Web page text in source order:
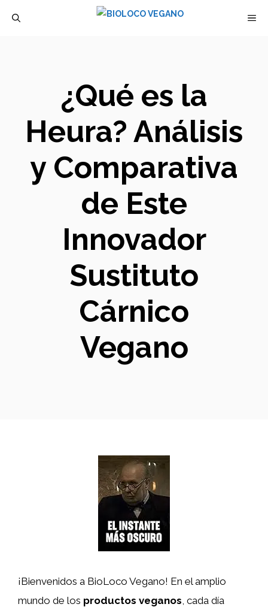
¿Qué es la
Heura? Análisis
y Comparativa
de Este
Innovador
Sustituto
Cárnico
Vegano
¡Bienvenidos a BioLoco Vegano! En el amplio
mundo de los productos veganos, cada día